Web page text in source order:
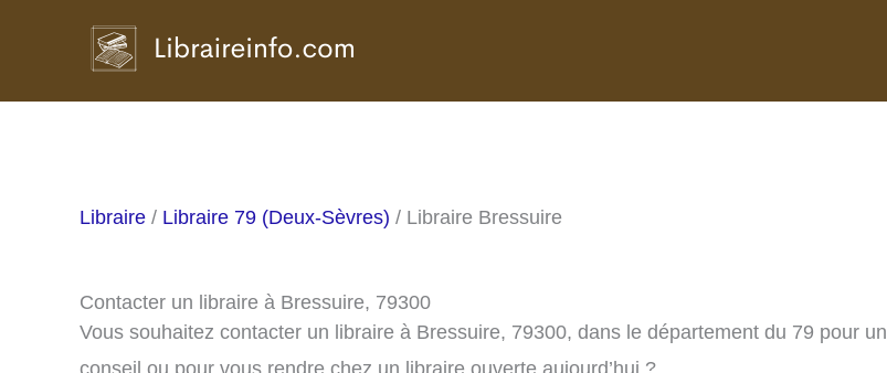
Libraire / Libraire 79 (Deux-Sèvres) / Libraire Bressuire
Contacter un libraire à Bressuire, 79300
Vous souhaitez contacter un libraire à Bressuire, 79300, dans le département du 79 pour un
conseil ou pour vous rendre chez un libraire ouverte aujourd’hui ?